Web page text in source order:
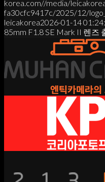
korea.com//media/
fa30cfc9417c/2025/12/
leicakorea2026-01-14
85mm F1.8 SE Mark II 렌즈